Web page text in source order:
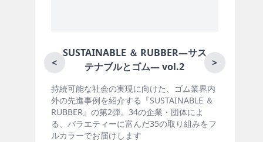
< >
SUSTAINABLE ＆ RUBBER―サス
テナブルとゴム― vol.2
持続可能な社会の実現に向けた、ゴム業界内
外の先進事例を紹介する『SUSTAINABLE ＆
RUBBER』の第2弾。34の企業・団体によ
る、バラエティーに富んだ35の取り組みをフ
ルカラーでお届けします
月刊ラ
ゴム報知新聞
製品・市場分
ー、海外企業